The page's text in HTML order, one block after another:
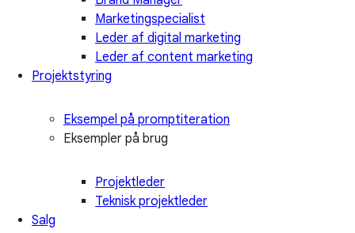
Marketingspecialist
Leder af digital marketing
Leder af content marketing
Projektstyring
Eksempel på promptiteration
Eksempler på brug
Projektleder
Teknisk projektleder
Salg